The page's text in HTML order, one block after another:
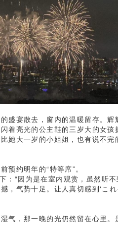
盛宴散去，窗内的温暖留存。
着亮光的公主鞋的三岁大的女
她大一岁的小姐姐，也有说不
预约明年的“特等席”。
：“因为是在室内观赏，虽然听
，气势十足。让人真切感到‘こ
气，那一晚的光仍然留在心里